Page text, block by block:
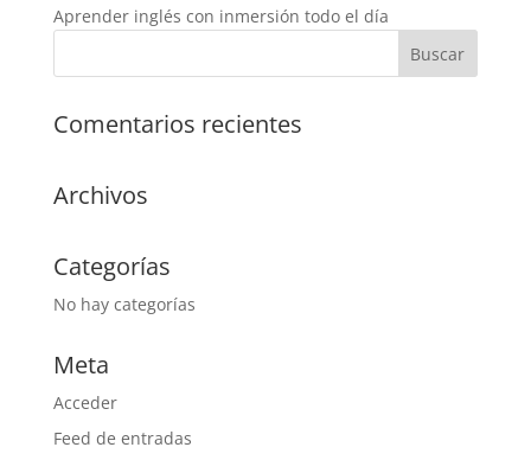
Aprender inglés con inmersión todo el día
Comentarios recientes
Archivos
Categorías
No hay categorías
Meta
Acceder
Feed de entradas